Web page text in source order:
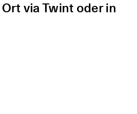
via Twint oder in